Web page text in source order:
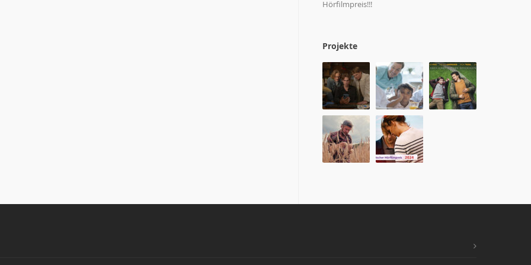
Hörfilmpreis!!!
Projekte